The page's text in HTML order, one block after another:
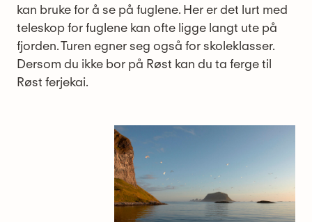
kan bruke for å se på fuglene. Her er det lurt med
teleskop for fuglene kan ofte ligge langt ute på
fjorden. Turen egner seg også for skoleklasser.
Dersom du ikke bor på Røst kan du ta ferge til
Røst ferjekai.